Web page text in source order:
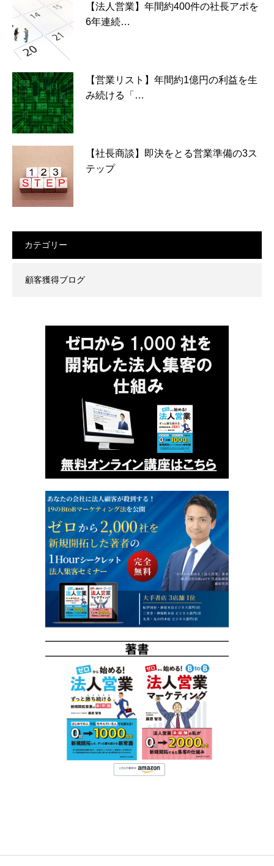
【法人営業】年間約400件の社長アポを
6年連続…
【営業リスト】年間約1億円の利益を生
み続ける「…
【社長商談】即決をとる営業準備の3ス
テップ
カテゴリー
顧客獲得ブログ